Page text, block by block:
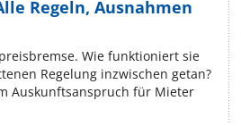
Regeln, Ausnahmen
Wie funktioniert sie
Regelung inzwischen getan?
Auskunftsanspruch für Mieter